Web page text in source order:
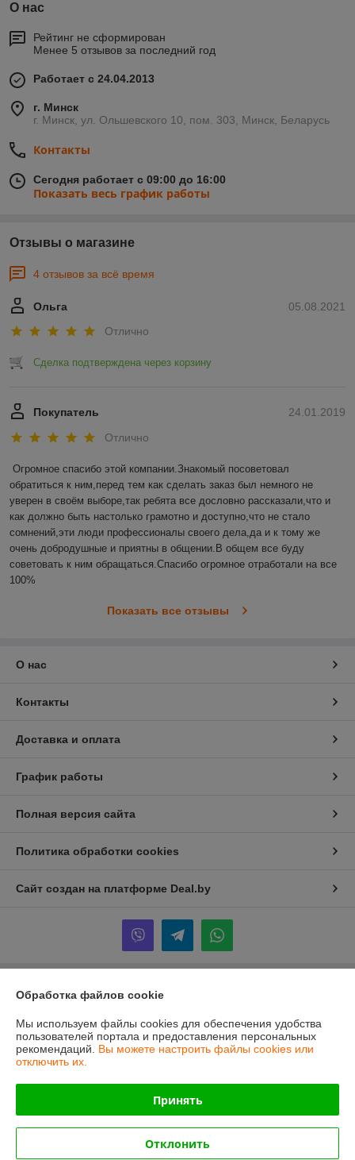
О нас
Рейтинг не сформирован
Менее 5 отзывов за последний год
Работает с 24.04.2013
г. Минск
г. Минск, ул. Ольшевского 10, пом. 303, Минск, Беларусь
Контакты
Сегодня работает с 09:00 до 16:00
Показать весь график работы
Отзывы о магазине
4 отзывов за всё время
05.08.2021
Ольга
Отлично
Сделка подтверждена через корзину
24.01.2019
Покупатель
Отлично
Огромное спасибо этой компании.Знакомый посоветовал
обратиться к ним,перед тем как сделать заказ был немного не
уверен в своём выборе,так ребята все дословно рассказали,что и
как должно быть настолько грамотно и доступно,что не стало
сомнений,эти люди профессионалы своего дела,да и к тому же
очень добродушные и приятны в общении.В общем все буду
советовать к ним обращаться.Спасибо огромное отработали на все
100%
Показать все отзывы
О нас
Контакты
Доставка и оплата
График работы
Полная версия сайта
Политика обработки cookies
Сайт создан на платформе Deal.by
Информация для покупателя
Юридическое лицо: ООО "ПрофПрогресс"
г. Минск, ул. Ольшевского 10, пом. 303
Регистрационный номер ЕГР: 191960865
Регистрационный орган: Минский городской исполнительный комитет
Дата регистрации компании: 13.06.2013
Ссылка на свидетельство/лицензию
Обработка файлов cookie
Мы используем файлы cookies для обеспечения удобства
пользователей портала и предоставления персональных
рекомендаций. Вы можете настроить файлы cookies или
отключить их.
Принять
Отклонить